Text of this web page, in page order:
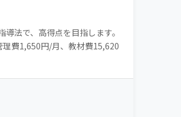
法で、高得点を目指します。
費1,650円/月、教材費15,620